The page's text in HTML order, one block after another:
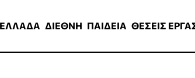
ΕΛΛΑΔΑ ΔΙΕΘΝΗ ΠΑΙΔΕΙΑ ΘΕΣΕΙΣ